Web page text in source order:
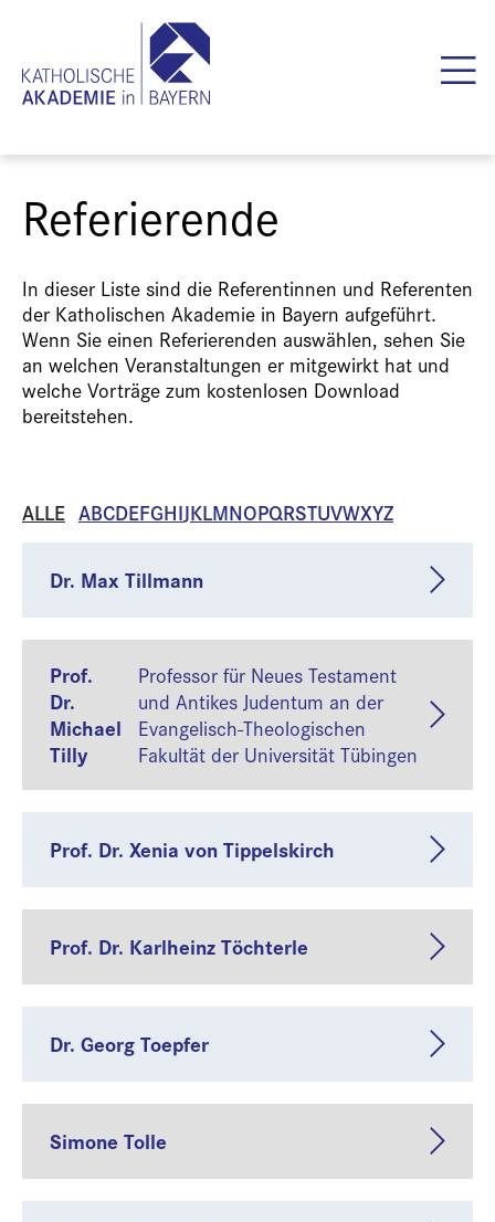
Referierende
In dieser Liste sind die Referentinnen und Referenten
der Katholischen Akademie in Bayern aufgeführt.
Wenn Sie einen Referierenden auswählen, sehen Sie
an welchen Veranstaltungen er mitgewirkt hat und
welche Vorträge zum kostenlosen Download
bereitstehen.
ALLE ABCDEFGHIJKLMNOPQRSTUVWXYZ
Dr. Max Tillmann
Prof.
Dr.
Michael
Tilly
Professor für Neues Testament
und Antikes Judentum an der
Evangelisch-Theologischen
Fakultät der Universität Tübingen
Prof. Dr. Xenia von Tippelskirch
Prof. Dr. Karlheinz Töchterle
Dr. Georg Toepfer
Simone Tolle